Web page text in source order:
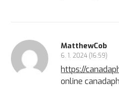
MatthewCob
6. 1. 2024 (16:59)
https://
online